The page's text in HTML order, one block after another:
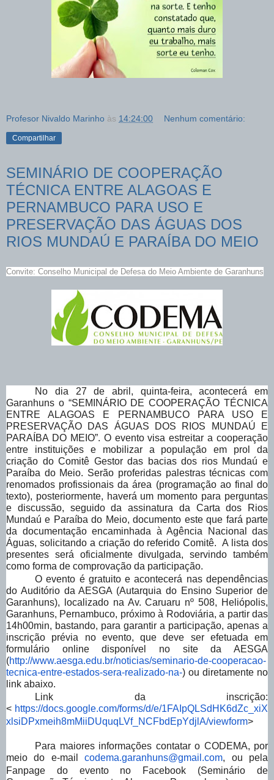
Profesor Nivaldo Marinho às 14:24:00 Nenhum comentário:
Compartilhar
SEMINÁRIO DE COOPERAÇÃO
TÉCNICA ENTRE ALAGOAS E
PERNAMBUCO PARA USO E
PRESERVAÇÃO DAS ÁGUAS DOS
RIOS MUNDAÚ E PARAÍBA DO MEIO
Convite: Conselho Municipal de Defesa do Meio Ambiente de Garanhuns
No dia 27 de abril, quinta-feira, acontecerá em
Garanhuns o “SEMINÁRIO DE COOPERAÇÃO TÉCNICA
ENTRE ALAGOAS E PERNAMBUCO PARA USO E
PRESERVAÇÃO DAS ÁGUAS DOS RIOS MUNDAÚ E
PARAÍBA DO MEIO”. O evento visa estreitar a cooperação
entre instituições e mobilizar a população em prol da
criação do Comitê Gestor das bacias dos rios Mundaú e
Paraíba do Meio. Serão proferidas palestras técnicas com
renomados profissionais da área (programação ao final do
texto), posteriormente, haverá um momento para perguntas
e discussão, seguido da assinatura da Carta dos Rios
Mundaú e Paraíba do Meio, documento este que fará parte
da documentação encaminhada à Agência Nacional das
Águas, solicitando a criação do referido Comitê. A lista dos
presentes será oficialmente divulgada, servindo também
como forma de comprovação da participação.
O evento é gratuito e acontecerá nas dependências
do Auditório da AESGA (Autarquia do Ensino Superior de
Garanhuns), localizado na Av. Caruaru nº 508, Heliópolis,
Garanhuns, Pernambuco, próximo à Rodoviária, a partir das
14h00min, bastando, para garantir a participação, apenas a
inscrição prévia no evento, que deve ser efetuada em
formulário online disponível no site da AESGA
(http://www.aesga.edu.br/noticias/seminario-de-cooperacao-
tecnica-entre-estados-sera-realizado-na-) ou diretamente no
link abaixo.
Link da inscrição:
< https://docs.google.com/forms/d/e/1FAIpQLSdHK6dZc_xiX
xlsiDPxmeih8mMiiDUquqLVf_NCFbdEpYdjlA/viewform>
Para maiores informações contatar o CODEMA, por
meio do e-mailcodema.garanhuns@gmail.com, ou pela
Fanpage do evento no Facebook (Seminário de